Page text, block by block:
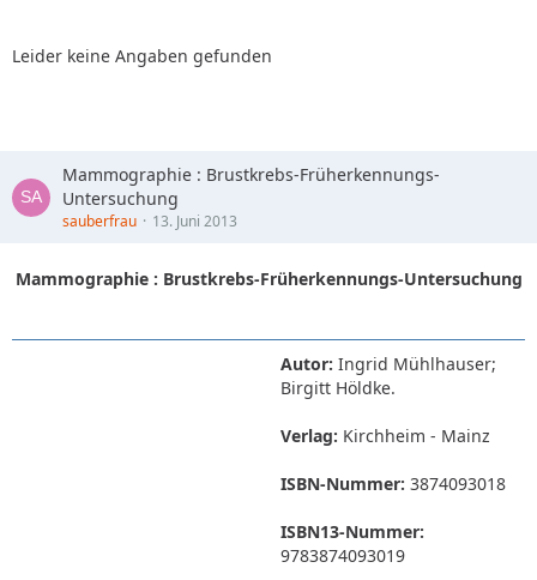
Leider keine Angaben gefunden
Mammographie : Brustkrebs-Früherkennungs-
Untersuchung
sauberfrau 13. Juni 2013
Mammographie : Brustkrebs-Früherkennungs-Untersuchung
Autor: Ingrid Mühlhauser;
Birgitt Höldke.
Verlag: Kirchheim - Mainz
ISBN-Nummer: 3874093018
ISBN13-Nummer:
9783874093019